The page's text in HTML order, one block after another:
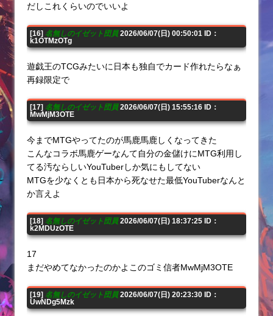
だしこれくらいのでいいよ
[16] 名無しのイゼット団員2026/06/07(日) 00:50:01 ID：
k1OTMzOTg
遊戯王のTCGみたいに日本も独自でカード作れたらなぁ
再録限定で
[17] 名無しのイゼット団員2026/06/07(日) 15:55:16 ID：
MwMjM3OTE
今までMTGやってたのが馬鹿馬鹿しくなってきた
こんなコラボ馬鹿ゲーなんて自分の金儲けにMTG利用し
てる汚ならしいYouTuberしか気にもしてない
MTGを少なくとも日本から死なせた最低YouTuberなんと
か言えよ
[18] 名無しのイゼット団員2026/06/07(日) 18:37:25 ID：
k2MDUzOTE
17
まだやめてなかったのかよこのゴミ信者MwMjM3OTE
[19] 名無しのイゼット団員2026/06/07(日) 20:23:30 ID：
UwNDg5Mzk